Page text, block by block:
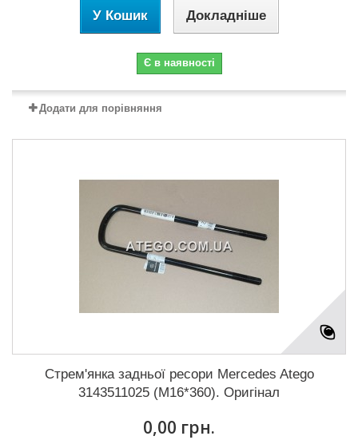
У Кошик Докладніше
Є в наявності
Додати для порівняння
Стрем'янка задньої ресори Mercedes Atego
3143511025 (M16*360). Оригінал
0,00 грн.